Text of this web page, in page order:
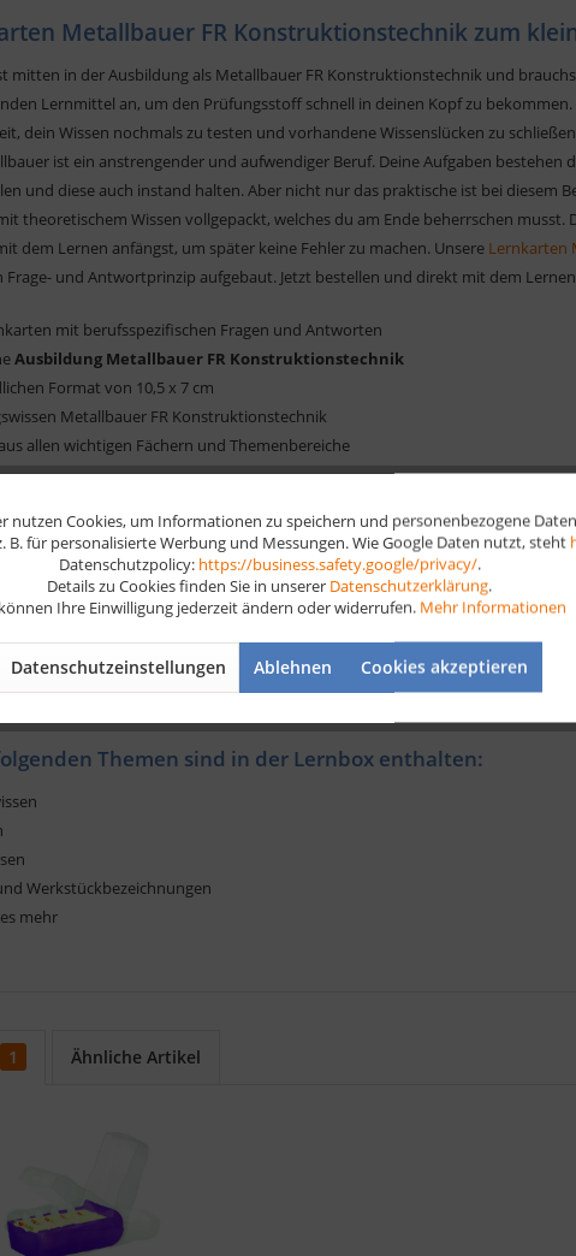
Metallbauer FR Konstruktionstechnik zum
mitten in der Ausbildung als Metallbauer FR Konstruktionstechnik und
Lernmittel an, um den Prüfungsstoff schnell in deinen Kopf zu
dein Wissen nochmals zu testen und vorhandene Wissenslücken zu
ist ein anstrengender und aufwendiger Beruf. Deine Aufgaben bestehen
und diese auch instand halten. Aber nicht nur das praktische ist bei diesem
theoretischem Wissen vollgepackt, welches du am Ende beherrschen musst.
dem Lernen anfängst, um später keine Fehler zu machen. Unsere Lernkarten
Frage- und Antwortprinzip aufgebaut. Jetzt bestellen und direkt mit dem
mit berufsspezifischen Fragen und Antworten
Ausbildung Metallbauer FR Konstruktionstechnik
Format von 10,5 x 7 cm
Metallbauer FR Konstruktionstechnik
allen wichtigen Fächern und Themenbereiche
bestellen und alle Themen beherrschen
und stabileMetallbauer Vorbereitungauf die Prüfung ist das A und O für
erstellen die Lernkarten aus alten Prüfungen und top aktuellen Themen. Somit
In einem Set von 280 Lernkarten bekommst du das Wissen im
Problem, natürlich gibt es noch mehr. Wir bieten dir zusätzlich zu unseren
zu deinem Ausbildungsberuf im Bereich Wirtschafts- und Sozialkunde.
Themen sind in der Lernbox enthalten:
Werkstückbezeichnungen
mehr
1 Ähnliche Artikel
nutzen Cookies, um Informationen zu speichern und personenbezogene Daten
B. für personalisierte Werbung und Messungen. Wie Google Daten nutzt, steht
Datenschutzpolicy: https://business.safety.google/privacy/.
Details zu Cookies finden Sie in unserer Datenschutzerklärung.
Ihre Einwilligung jederzeit ändern oder widerrufen. Mehr Informationen
Datenschutzeinstellungen Ablehnen Cookies akzeptieren